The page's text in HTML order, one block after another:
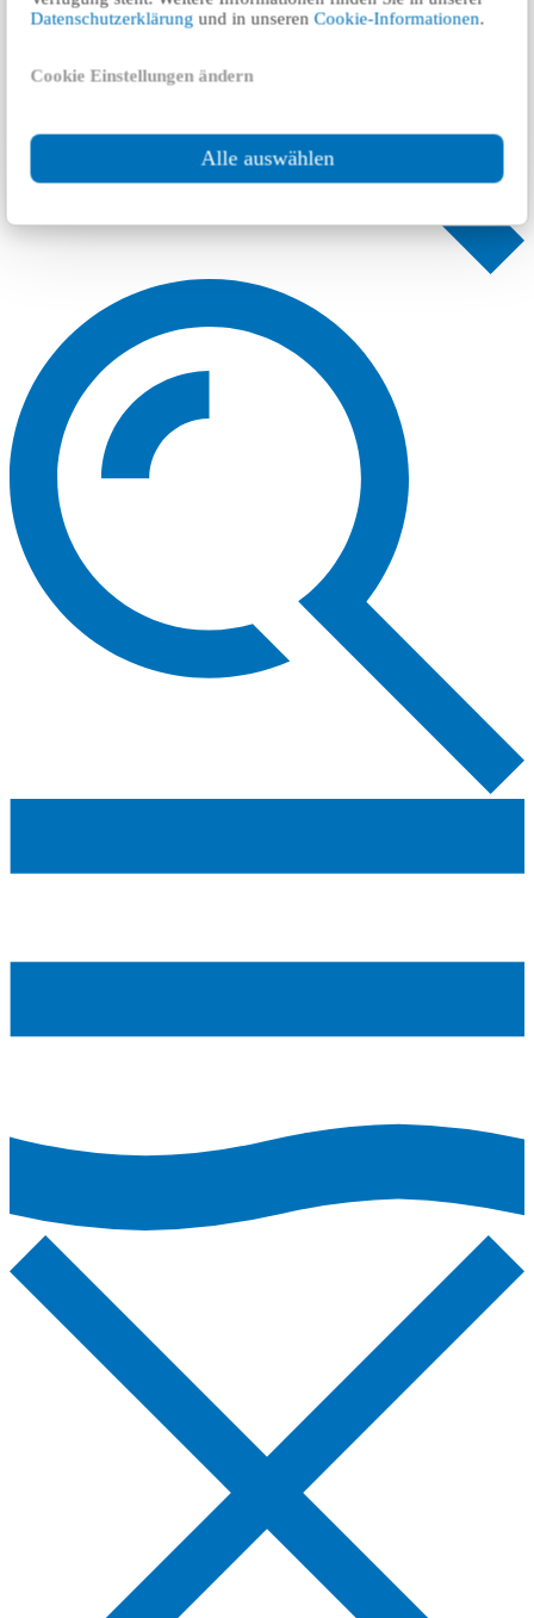
Datenschutzerklärung und in unserenCookie-Informationen.
Cookie Einstellungen ändern
Alle auswählen